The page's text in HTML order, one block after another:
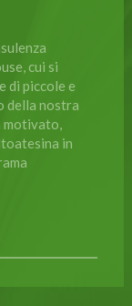
cui si
di piccole e
della nostra
motivato,
in